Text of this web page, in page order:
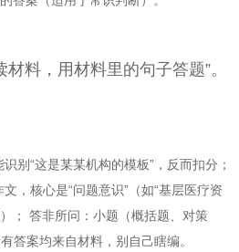
料，用材料里的句子答题”。
别“这是某某机构的模板”，反而扣分；
，核心是“问题意识”（如“基层医疗资
； 答非所问：小题（概括题、对策
答案均来自材料，别自己瞎编。